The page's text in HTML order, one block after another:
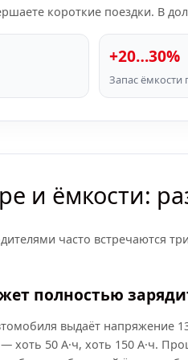
короткие поездки. В
+20…30%
Запас ёмкости
и ёмкости:
часто встречаются
полностью
выдаёт напряжение
хоть 50 А·ч, хоть 150 А·ч.